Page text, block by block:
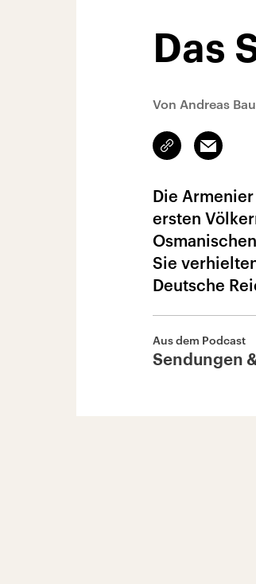
Das
Von Andreas
Link
kopieren/teilen
Email
Die
ersten
Sie
Deutsche
Aus dem Podcast
Sendungen